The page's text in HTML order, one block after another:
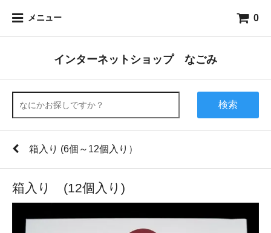
メニュー 0
インターネットショップ なごみ
検索
箱入り (6個～12個入り）
箱入り (12個入り)